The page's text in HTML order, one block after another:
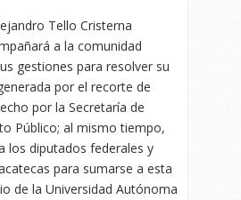
Tello Cristerna
a la comunidad
gestiones para resolver su
por el recorte de
por la Secretaría de
Público; al mismo tiempo,
los diputados federales y
para sumarse a esta
de la Universidad Autónoma